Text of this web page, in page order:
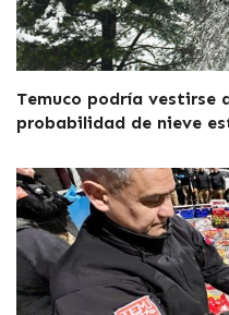
Temuco podría vestirse
probabilidad de nieve